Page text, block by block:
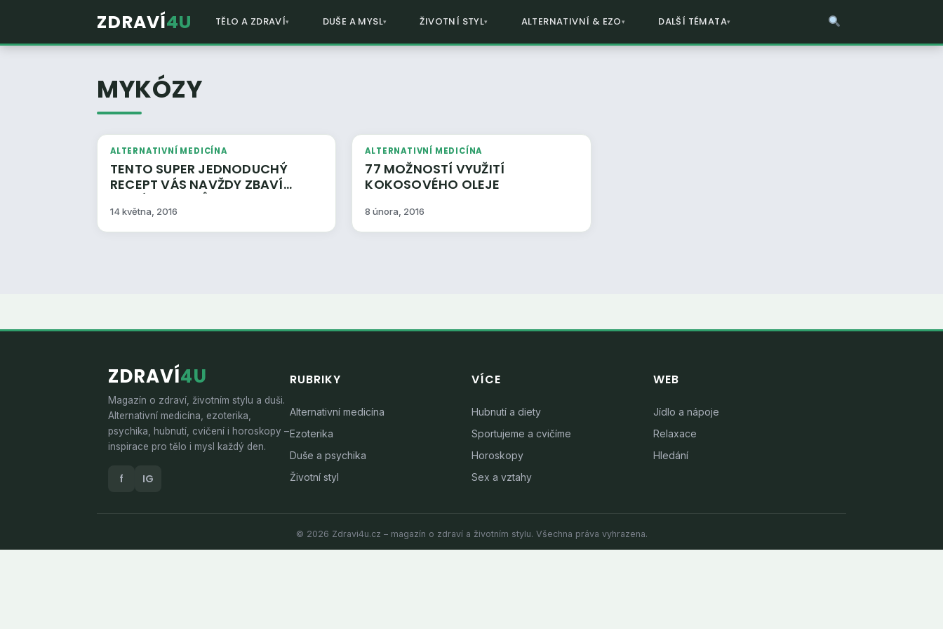
ZDRAVÍ4U TĚLO A ZDRAVÍ DUŠE A MYSL ŽIVOTNÍ STYL ALTERNATIVNÍ & EZO DALŠÍ TÉMATA
MYKÓZY
ALTERNATIVNÍ MEDICÍNA
TENTO SUPER JEDNODUCHÝ
RECEPT VÁS NAVŽDY ZBAVÍ
14 května, 2016
ALTERNATIVNÍ MEDICÍNA
77 MOŽNOSTÍ VYUŽITÍ
KOKOSOVÉHO OLEJE
8 února, 2016
ZDRAVÍ4U
Magazín o zdraví, životním stylu a duši.
Alternativní medicína, ezoterika,
psychika, hubnutí, cvičení i horoskopy –
inspirace pro tělo i mysl každý den.
f IG
RUBRIKY
Alternativní medicína
Ezoterika
Duše a psychika
Životní styl
VÍCE
Hubnutí a diety
Sportujeme a cvičíme
Horoskopy
Sex a vztahy
WEB
Jídlo a nápoje
Relaxace
Hledání
© 2026 Zdravi4u.cz – magazín o zdraví a životním stylu. Všechna práva vyhrazena.